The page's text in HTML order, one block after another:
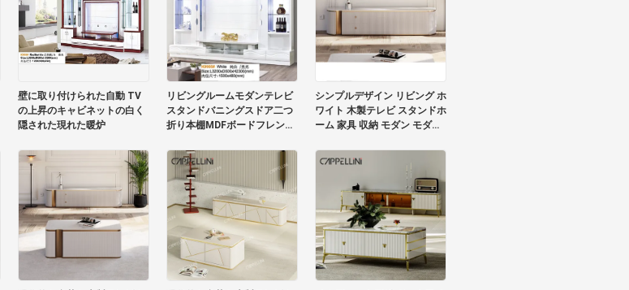
壁に取り付けられた自動 TV
の上昇のキャビネットの白く
隠された現れた暖炉
リビングルームモダンテレビ
スタンドバニングスドア二つ
折り本棚MDFボードフレンチ
シンプルデザイン リビング ホ
ワイト 木製テレビ スタンドホ
ーム 家具 収納 モダン モダン
プ テレビ キャビネット